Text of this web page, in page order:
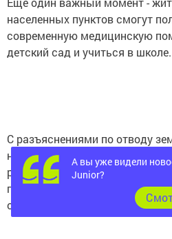
населенных пунктов смогут
современную медицинскую
детский сад и учиться в школе.
С разъяснениями по отводу
населенному пункту
района по вопросам
градостроительства Закиулла
отдела Исполкома района
А вы уже видели
Junior?